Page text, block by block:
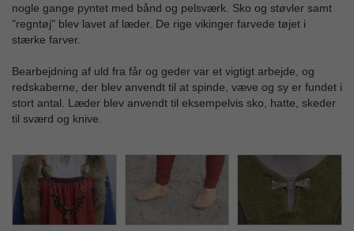
nogle gange pyntet med bånd og pelsværk. Sko og støvler samt
"regntøj" blev lavet af læder. De rige vikinger farvede tøjet i
stærke farver.
Bearbejdning af uld fra får og geder var et vigtigt arbejde, og
redskaberne, der blev anvendt til at spinde, væve og sy er fundet i
stort antal. Læder blev anvendt til eksempelvis sko, hatte, skeder
til sværd og knive.